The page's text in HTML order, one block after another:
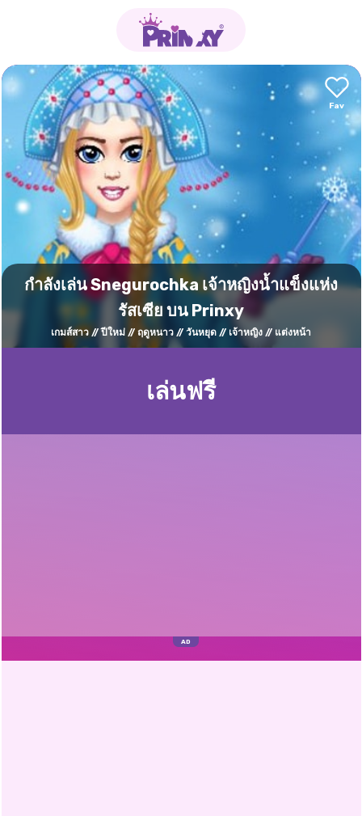
กำลังเล่น Snegurochka เจ้าหญิงน้ำแข็งแห่ง
รัสเซีย บน Prinxy
เกมส์สาว ปีใหม่ ฤดูหนาว วันหยุด เจ้าหญิง แต่งหน้า
เล่นฟรี